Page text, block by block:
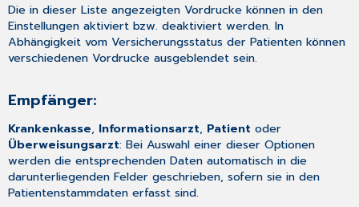
Die in dieser Liste angezeigten Vordrucke können in den
Einstellungen aktiviert bzw. deaktiviert werden. In
Abhängigkeit vom Versicherungsstatus der Patienten können
verschiedenen Vordrucke ausgeblendet sein.
Empfänger:
Krankenkasse, Informationsarzt, Patient oder
Überweisungsarzt: Bei Auswahl einer dieser Optionen
werden die entsprechenden Daten automatisch in die
darunterliegenden Felder geschrieben, sofern sie in den
Patientenstammdaten erfasst sind.